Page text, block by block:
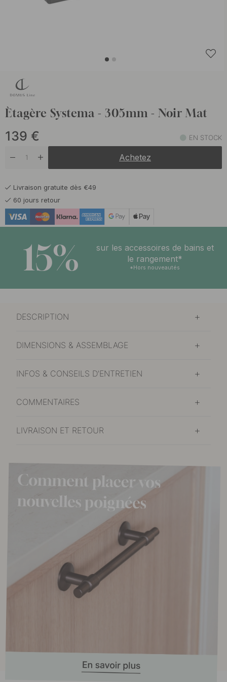
Ètagère Systema - 305mm - Noir Mat
139 € EN STOCK
Achetez
Livraison gratuite dès €49
60 jours retour
15%
sur les accessoires de bains et
le rangement*
*Hors nouveautés
DESCRIPTION
DIMENSIONS & ASSEMBLAGE
INFOS & CONSEILS D'ENTRETIEN
COMMENTAIRES
LIVRAISON ET RETOUR